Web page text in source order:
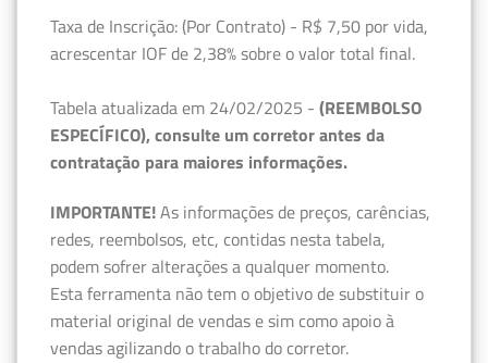
Taxa de Inscrição: (Por Contrato) - R$ 7,50 por vida,
acrescentar IOF de 2,38% sobre o valor total final.
Tabela atualizada em 24/02/2025 - (REEMBOLSO
ESPECÍFICO), consulte um corretor antes da
contratação para maiores informações.
IMPORTANTE!As informações de preços, carências,
redes, reembolsos, etc, contidas nesta tabela,
podem sofrer alterações a qualquer momento.
Esta ferramenta não tem o objetivo de substituir o
material original de vendas e sim como apoio à
vendas agilizando o trabalho do corretor.